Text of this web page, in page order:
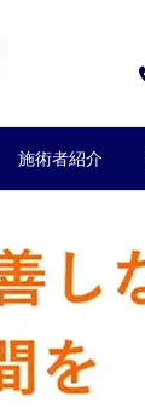
施術者紹介